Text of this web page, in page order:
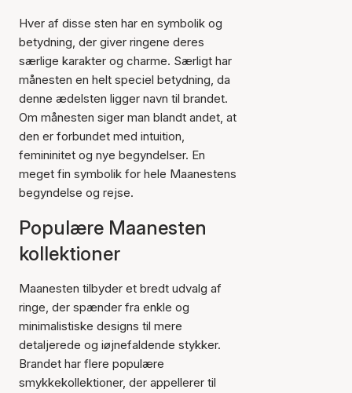
Hver af disse sten har en symbolik og
betydning, der giver ringene deres
særlige karakter og charme. Særligt har
månesten en helt speciel betydning, da
denne ædelsten ligger navn til brandet.
Om månesten siger man blandt andet, at
den er forbundet med intuition,
femininitet og nye begyndelser. En
meget fin symbolik for hele Maanestens
begyndelse og rejse.
Populære Maanesten
kollektioner
Maanesten tilbyder et bredt udvalg af
ringe, der spænder fra enkle og
minimalistiske designs til mere
detaljerede og iøjnefaldende stykker.
Brandet har flere populære
smykkekollektioner, der appellerer til